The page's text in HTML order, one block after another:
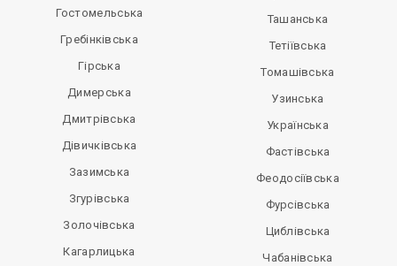
Гостомельська
Гребінківська
Гірська
Димерська
Дмитрівська
Дівичківська
Зазимська
Згурівська
Золочівська
Кагарлицька
Ташанська
Тетіївська
Томашівська
Узинська
Українська
Фастівська
Феодосіївська
Фурсівська
Циблівська
Чабанівська